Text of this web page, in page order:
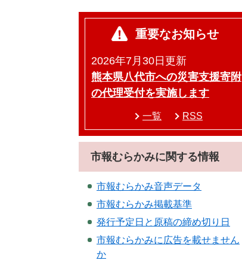
重要なお知らせ
2026年7月30日更新
熊本県八代市への災害支援寄附
の代理受付を実施します
一覧 RSS
市報むらかみに関する情報
市報むらかみ音声データ
市報むらかみ掲載基準
発行予定日と原稿の締め切り日
市報むらかみに広告を載せません
か